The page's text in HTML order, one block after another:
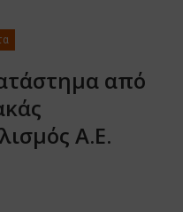
από
Α.Ε.